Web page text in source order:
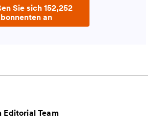
Sie sich 152,252
an
Editorial Team